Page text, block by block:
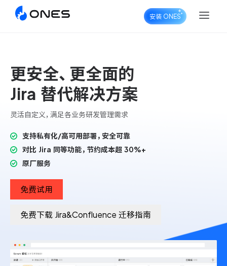
ONES Project
ONES Wiki
ONES Desk
安装 ONES
更安全、更全面的
Jira 替代解决方案
灵活自定义，满足各业务研发管理需求
支持私有化/高可用部署，安全可靠
对比 Jira 同等功能，节约成本超 30%+
原厂服务
免费试用
免费下载 Jira&Confluence 迁移指南